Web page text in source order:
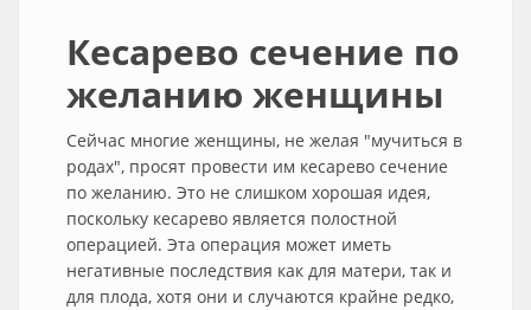
Кесарево сечение по
желанию женщины
Сейчас многие женщины, не желая "мучиться в
родах", просят провести им кесарево сечение
по желанию. Это не слишком хорошая идея,
поскольку кесарево является полостной
операцией. Эта операция может иметь
негативные последствия как для матери, так и
для плода, хотя они и случаются крайне редко,